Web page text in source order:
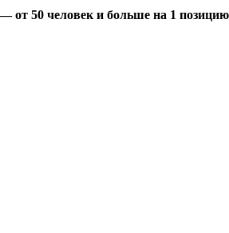
от 50 человек и больше на 1